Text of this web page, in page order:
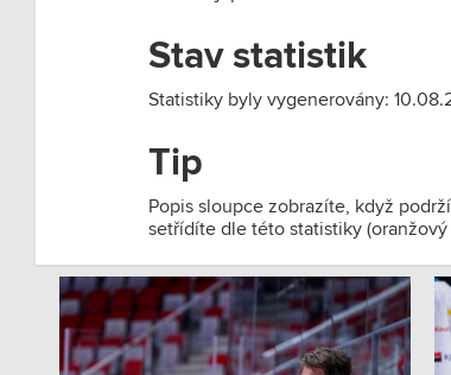
Stav statistik
Statistiky byly vygenerovány:
Tip
Popis sloupce zobrazíte, když
setřídíte dle této statistiky